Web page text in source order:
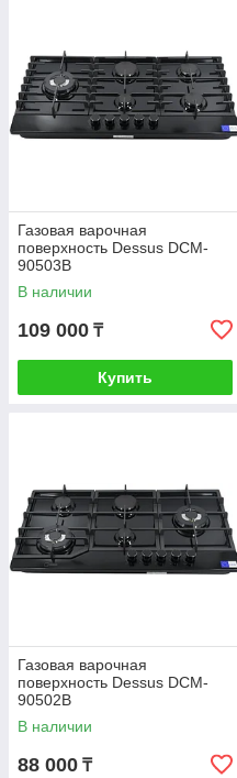
Газовая варочная
поверхность Dessus DCM-
90503B
В наличии
109 000 ₸
Купить
Газовая варочная
поверхность Dessus DCM-
90502B
В наличии
88 000 ₸